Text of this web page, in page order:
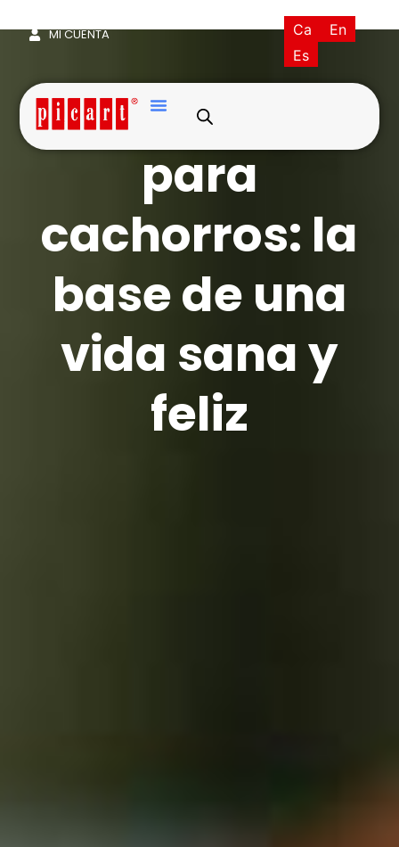
MI CUENTA
Ca
En
Es
Alimentación
para
cachorros: la
base de una
vida sana y
feliz